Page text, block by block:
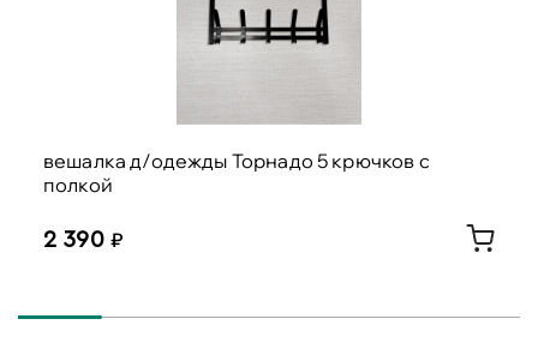
вешалка д/одежды Торнадо 5 крючков с
полкой
2 390